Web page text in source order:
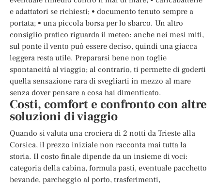
e adattatori se richiesti; • documento tenuto sempre a
portata; • una piccola borsa per lo sbarco. Un altro
consiglio pratico riguarda il meteo: anche nei mesi miti,
sul ponte il vento può essere deciso, quindi una giacca
leggera resta utile. Prepararsi bene non toglie
spontaneità al viaggio; al contrario, ti permette di goderti
quella sensazione rara di svegliarti in mezzo al mare
senza dover pensare a cosa hai dimenticato.
Costi, comfort e confronto con altre
soluzioni di viaggio
Quando si valuta una crociera di 2 notti da Trieste alla
Corsica, il prezzo iniziale non racconta mai tutta la
storia. Il costo finale dipende da un insieme di voci:
categoria della cabina, formula pasti, eventuale pacchetto
bevande, parcheggio al porto, trasferimenti,